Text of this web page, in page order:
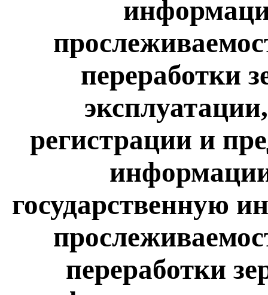
переработки
регистрации и
государственную
переработки